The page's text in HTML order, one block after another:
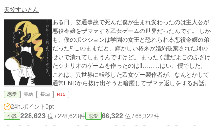
天笠すいとん
ある日、交通事故で死んだ僕が生まれ変わったのは主人公が
悪役令嬢をザマァする乙女ゲームの世界だったんです。 しか
も、僕のポジションは学園の女王と恐れられる悪役令嬢の弟
だった⁉︎ このままだと、輝かしい将来が婚約破棄された姉の
せいで潰れてしまうんですけど。 まったく誰だよこのふざけ
たシナリオのゲームを作ったのは‼︎………はい、僕でした。
これは、異世界に転移した乙女ゲー製作者が、なんとかして
通常ENDから抜け出そうと暗躍してザマァ返しをするお話。
恋愛 完結 長編 R15
24h.ポイント 0pt
小説 228,623 位 / 228,623件 恋愛 66,322 位 / 66,322件